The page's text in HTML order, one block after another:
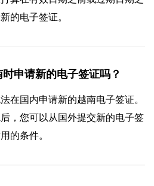
的电子签证。
申请新的电子签证吗？
在国内申请新的越南电子签证。
，您可以从国外提交新的电子签
的条件。